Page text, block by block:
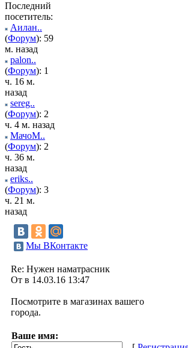
Последний
посетитель:
Аилан..
(Форум): 59
м. назад
palon..
(Форум): 1
ч. 16 м.
назад
sereg..
(Форум): 2
ч. 4 м. назад
МачоМ..
(Форум): 2
ч. 36 м.
назад
eriks..
(Форум): 3
ч. 21 м.
назад
Мы ВКонтакте
Re: Нужен наматрасник
От в 14.03.16 13:47
Посмотрите в магазинах вашего
города.
Ваше имя: